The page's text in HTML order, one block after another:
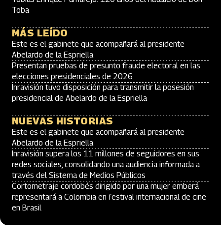
Toba
MÁS LEÍDO
Este es el gabinete que acompañará al presidente
Abelardo de la Espriella
Presentan pruebas de presunto fraude electoral en las
elecciones presidenciales de 2026
Inravisión tuvo disposición para transmitir la posesión
presidencial de Abelardo de la Espriella
NUEVAS HISTORIAS
Este es el gabinete que acompañará al presidente
Abelardo de la Espriella
Inravisión supera los 11 millones de seguidores en sus
redes sociales, consolidando una audiencia informada a
través del Sistema de Medios Públicos
Cortometraje cordobés dirigido por una mujer emberá
representará a Colombia en festival internacional de cine
en Brasil